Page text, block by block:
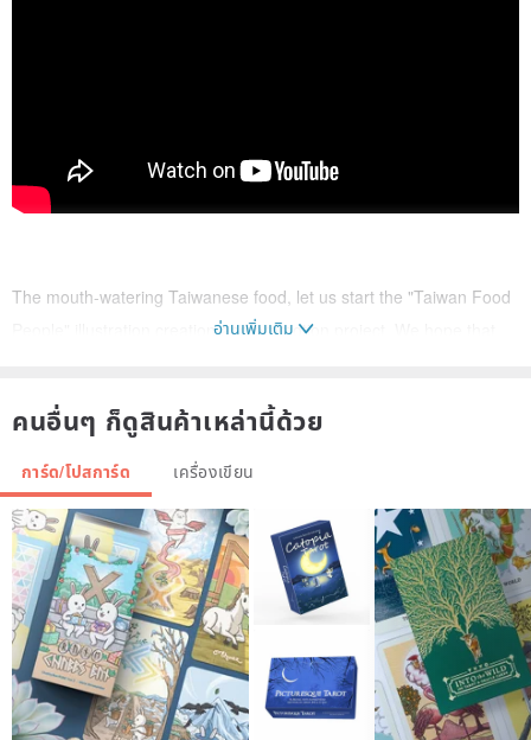
The mouth-watering Taiwanese food, let us start the "Taiwan Food
People" illustration creation and promotion project. We hope that
Methods!
-This postcard set contains 10 traditional Taiwanese flavors-
1. Bowl of Kueh Rice Cake
2. Weng Kiln Chicken
3. Floating milkfish soup
4. Cold lotus root
5. Seaweed Egg Drop Soup
6. Turkey Rice
7. Meatballs
อ่านเพิ่มเติม
คนอื่นๆ ก็ดูสินค้าเหล่านี้ด้วย
การ์ด/โปสการ์ด เครื่องเขียน